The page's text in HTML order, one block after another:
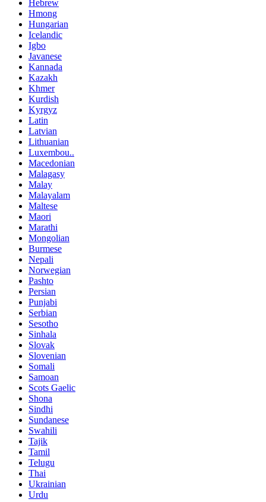
Hebrew
Hmong
Hungarian
Icelandic
Igbo
Javanese
Kannada
Kazakh
Khmer
Kurdish
Kyrgyz
Latin
Latvian
Lithuanian
Luxembou..
Macedonian
Malagasy
Malay
Malayalam
Maltese
Maori
Marathi
Mongolian
Burmese
Nepali
Norwegian
Pashto
Persian
Punjabi
Serbian
Sesotho
Sinhala
Slovak
Slovenian
Somali
Samoan
Scots Gaelic
Shona
Sindhi
Sundanese
Swahili
Tajik
Tamil
Telugu
Thai
Ukrainian
Urdu